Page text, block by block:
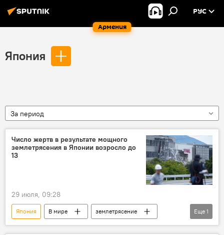
Армения
РУС
Япония
За период
Число жертв в результате мощного
землетрясения в Японии возросло до
13
29 июля, 09:28
Япония В мире
землетрясение
жертвы
Еще 1